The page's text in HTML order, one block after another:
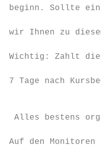
beginn. Sollte ein
wir Ihnen zu
Wichtig: Zahlt die
7 Tage nach
Alles bestens
Auf den